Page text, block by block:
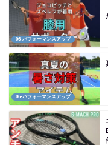
06-パフォーマンスアップ
06-パフォーマンスアップ